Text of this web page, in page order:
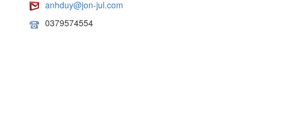
anhduy@jon-jul.com
0379574554